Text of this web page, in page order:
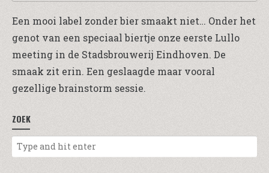
Een mooi label zonder bier smaakt niet… Onder het
genot van een speciaal biertje onze eerste Lullo
meeting in de Stadsbrouwerij Eindhoven. De
smaak zit erin. Een geslaagde maar vooral
gezellige brainstorm sessie.
ZOEK